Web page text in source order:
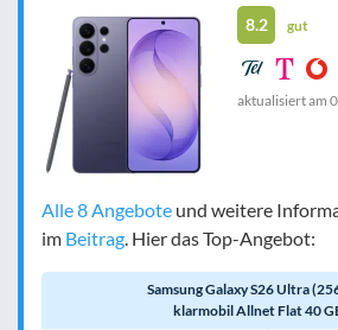
8.2 gut
aktualisiert am
Alle 8 Angebote und weitere
im Beitrag . Hier das Top-Angebot:
Samsung Galaxy S26 Ultra
klarmobil Allnet Flat 40